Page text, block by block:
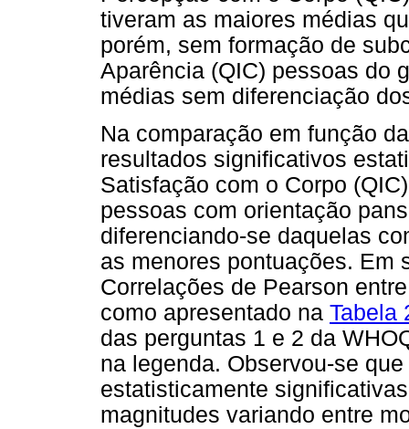
tiveram as maiores médias
porém, sem formação de
Aparência (QIC) pessoas do
médias sem diferenciação
Na comparação em função
resultados significativos
Satisfação com o Corpo
pessoas com orientação
diferenciando-se daquelas
as menores pontuações. Em
Correlações de Pearson
como apresentado na Tabela
das perguntas 1 e 2 da
na legenda. Observou-se
estatisticamente
magnitudes variando entre